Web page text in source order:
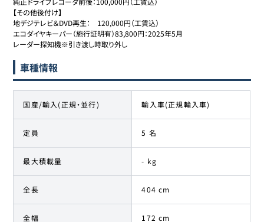
【その他後付け】
地デジテレビ＆DVD再生：　120,000円（工賃込）
エコダイヤキーパー（施行証明有）83,800円：2025年5月
レーダー探知機※引き渡し時取り外し
車種情報
国産/輸入(正規・並行) 輸入車(正規輸入車)
定員 5 名
最大積載量 - kg
全長 404 cm
全幅 172 cm